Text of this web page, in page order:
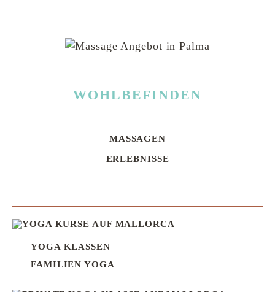
WOHLBEFINDEN
Navigation
überspringen
MASSAGEN
ERLEBNISSE
YOGA KLASSEN
FAMILIEN YOGA